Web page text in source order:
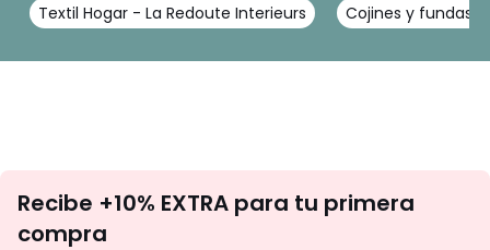
Textil Hogar - La Redoute Interieurs Cojines y fundas
te
Recibe +10% EXTRA para tu primera
compra